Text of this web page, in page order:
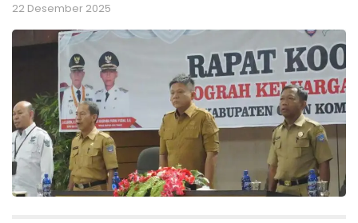
22 Desember 2025